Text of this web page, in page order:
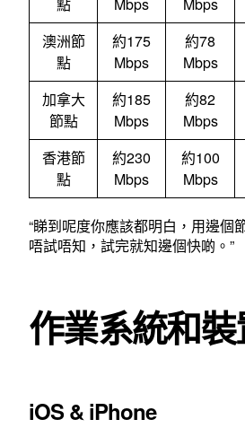
點 Mbps Mbps
澳洲節
點
約175
Mbps
約78
Mbps
加拿大
節點
約185
Mbps
約82
Mbps
香港節
點
約230
Mbps
約100
Mbps
“睇到呢度你應該都明白，用邊個
唔試唔知，試完就知邊個快啲。”
作業系統和
iOS & iPhone